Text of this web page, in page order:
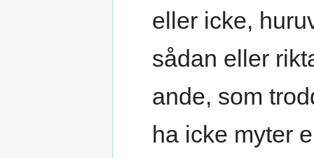
eller icke,
sådan eller
ande, som
ha icke myter